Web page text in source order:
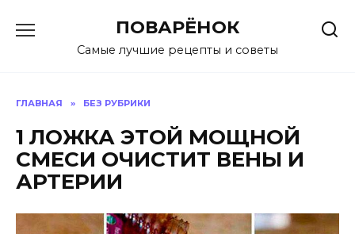
содержанию
ПОВАРЁНОК
Самые лучшие рецепты и советы
ГЛАВНАЯ » БЕЗ РУБРИКИ
1 ЛOЖКА ЭТOЙ МOЩНОЙ
СМЕСИ OЧИСТИТ ВЕНЫ И
АРТЕРИИ